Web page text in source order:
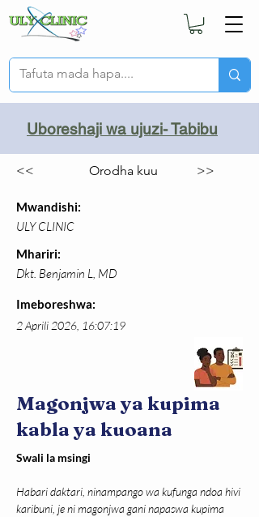
Uboreshaji wa ujuzi- Tabibu
<< Orodha kuu >>
Mwandishi:
ULY CLINIC
Mhariri:
Dkt. Benjamin L, MD
Imeboreshwa:
2 Aprili 2026, 16:07:19
Magonjwa ya kupima
kabla ya kuoana
Swali la msingi
Habari daktari, ninampango wa kufunga ndoa hivi
karibuni, je ni magonjwa gani napaswa kupima